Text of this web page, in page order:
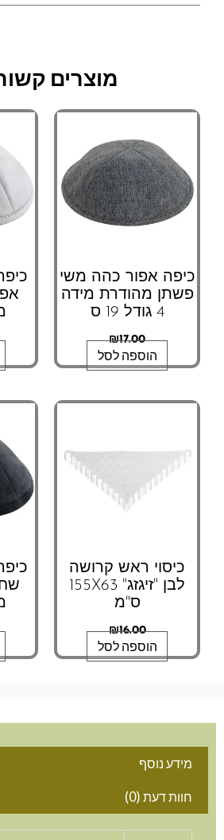
מוצרים
כיפה אפור כהה משי
פשתן מהודרת מידה
4 גודל 19 ס
₪17.00
הוספה לסל
כיסוי ראש קרושה
לבן "זיגזג" 155X63
ס"מ
₪16.00
הוספה לסל
מידע נוסף
חוות דעת (0)